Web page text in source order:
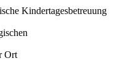
Kindertagesbetreuung
Ort